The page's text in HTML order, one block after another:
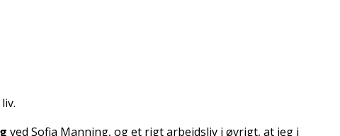
ved Sofia Manning, og et rigt arbejdsliv i øvrigt, at jeg i